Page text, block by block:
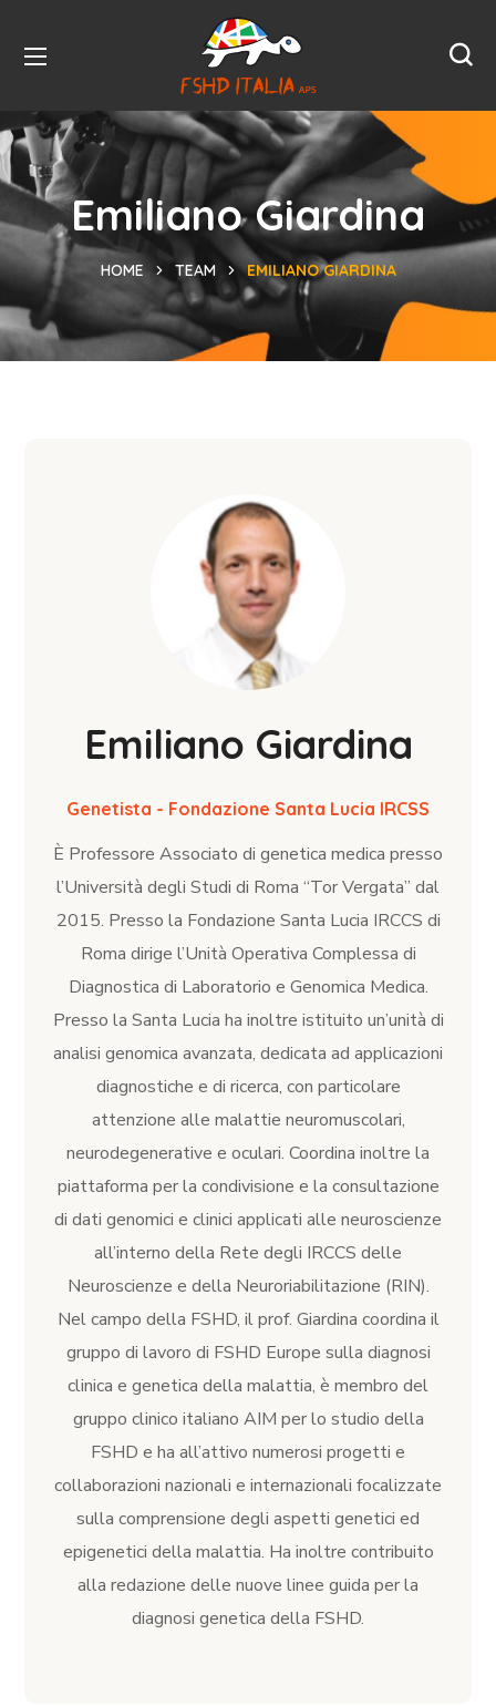
Emiliano Giardina
HOME TEAM EMILIANO GIARDINA
Emiliano Giardina
Genetista - Fondazione Santa Lucia IRCSS
È Professore Associato di genetica medica presso
l’Università degli Studi di Roma “Tor Vergata” dal
2015. Presso la Fondazione Santa Lucia IRCCS di
Roma dirige l’Unità Operativa Complessa di
Diagnostica di Laboratorio e Genomica Medica.
Presso la Santa Lucia ha inoltre istituito un’unità di
analisi genomica avanzata, dedicata ad applicazioni
diagnostiche e di ricerca, con particolare
attenzione alle malattie neuromuscolari,
neurodegenerative e oculari. Coordina inoltre la
piattaforma per la condivisione e la consultazione
di dati genomici e clinici applicati alle neuroscienze
all’interno della Rete degli IRCCS delle
Neuroscienze e della Neuroriabilitazione (RIN).
Nel campo della FSHD, il prof. Giardina coordina il
gruppo di lavoro di FSHD Europe sulla diagnosi
clinica e genetica della malattia, è membro del
gruppo clinico italiano AIM per lo studio della
FSHD e ha all’attivo numerosi progetti e
collaborazioni nazionali e internazionali focalizzate
sulla comprensione degli aspetti genetici ed
epigenetici della malattia. Ha inoltre contribuito
alla redazione delle nuove linee guida per la
diagnosi genetica della FSHD.